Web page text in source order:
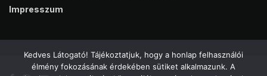
Impresszum
Kedves Látogató! Tájékoztatjuk, hogy a honlap felhasználói
élmény fokozásának érdekében sütiket alkalmazunk. A